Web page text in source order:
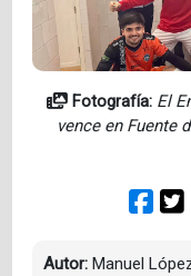
Fotografía: El
vence en Fuente
Autor: Manuel